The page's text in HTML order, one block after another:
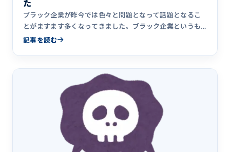
た
ブラック企業が昨今では色々と問題となって話題となるこ
とがますます多くなってきました。ブラック企業というも
のはおそらくずっ&hellip;
記事を読む